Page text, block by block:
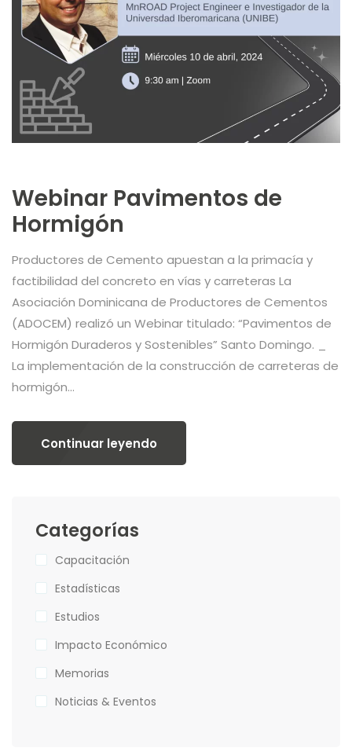
Webinar Pavimentos de
Hormigón
Productores de Cemento apuestan a la primacía y
factibilidad del concreto en vías y carreteras La
Asociación Dominicana de Productores de Cementos
(ADOCEM) realizó un Webinar titulado: “Pavimentos de
Hormigón Duraderos y Sostenibles” Santo Domingo. _
La implementación de la construcción de carreteras de
hormigón...
Categorías
Capacitación
Estadísticas
Estudios
Impacto Económico
Memorias
Noticias & Eventos